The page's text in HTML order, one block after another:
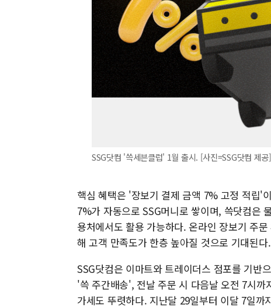
SSG닷컴 '쓱세븐클럽' 1월 출시. [사진=SSG닷컴 제공]
핵심 혜택은 '장보기 결제 금액 7% 고정 적립'
7%가 자동으로 SSG머니로 쌓이며, 쓱닷컴은
용처에서도 활용 가능하다. 온라인 장보기 주
해 고객 만족도가 한층 높아질 것으로 기대된다.
SSG닷컴은 이마트와 트레이더스 점포를 기반
'쓱 주간배송', 전날 주문 시 다음날 오전 7시
가세도 뚜렷하다. 지난달 29일부터 이달 7일